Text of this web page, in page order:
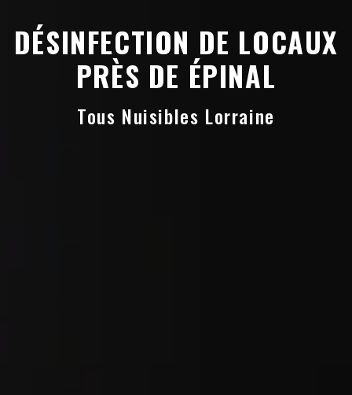
DÉSINFECTION DE LOCAUX
PRÈS DE ÉPINAL
Tous Nuisibles Lorraine